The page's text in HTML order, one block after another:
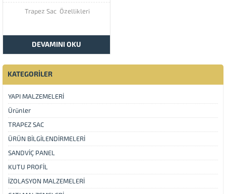
Trapez Sac Özellikleri
DEVAMINI OKU
KATEGORİLER
YAPI MALZEMELERİ
Ürünler
TRAPEZ SAC
ÜRÜN BİLGİLENDİRMELERİ
SANDVİÇ PANEL
KUTU PROFİL
İZOLASYON MALZEMELERİ